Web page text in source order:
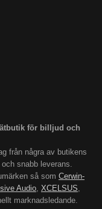
för billjud och
från några av butikens
snabb leverans.
så som Cerwin-
Audio, XCELSUS,
marknadsledande.